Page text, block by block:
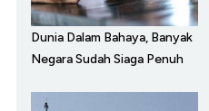
Dunia Dalam Bahaya, Banyak
Negara Sudah Siaga Penuh